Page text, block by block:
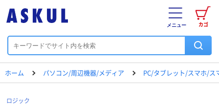
カゴ
メニュー
ホーム パソコン/周辺機器/メディア PC/タブレット/スマホ/ス
ロジック